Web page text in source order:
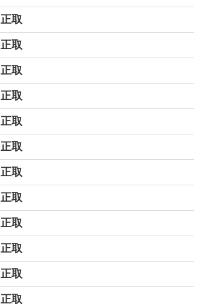
正取
正取
正取
正取
正取
正取
正取
正取
正取
正取
正取
正取